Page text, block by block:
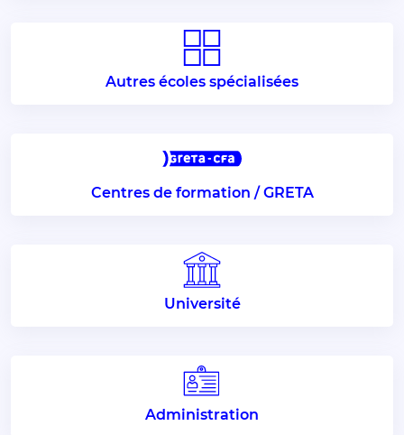
Autres écoles spécialisées
Centres de formation / GRETA
Université
Administration